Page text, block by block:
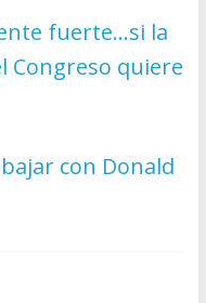
fuerte…si la
Congreso quiere
con Donald